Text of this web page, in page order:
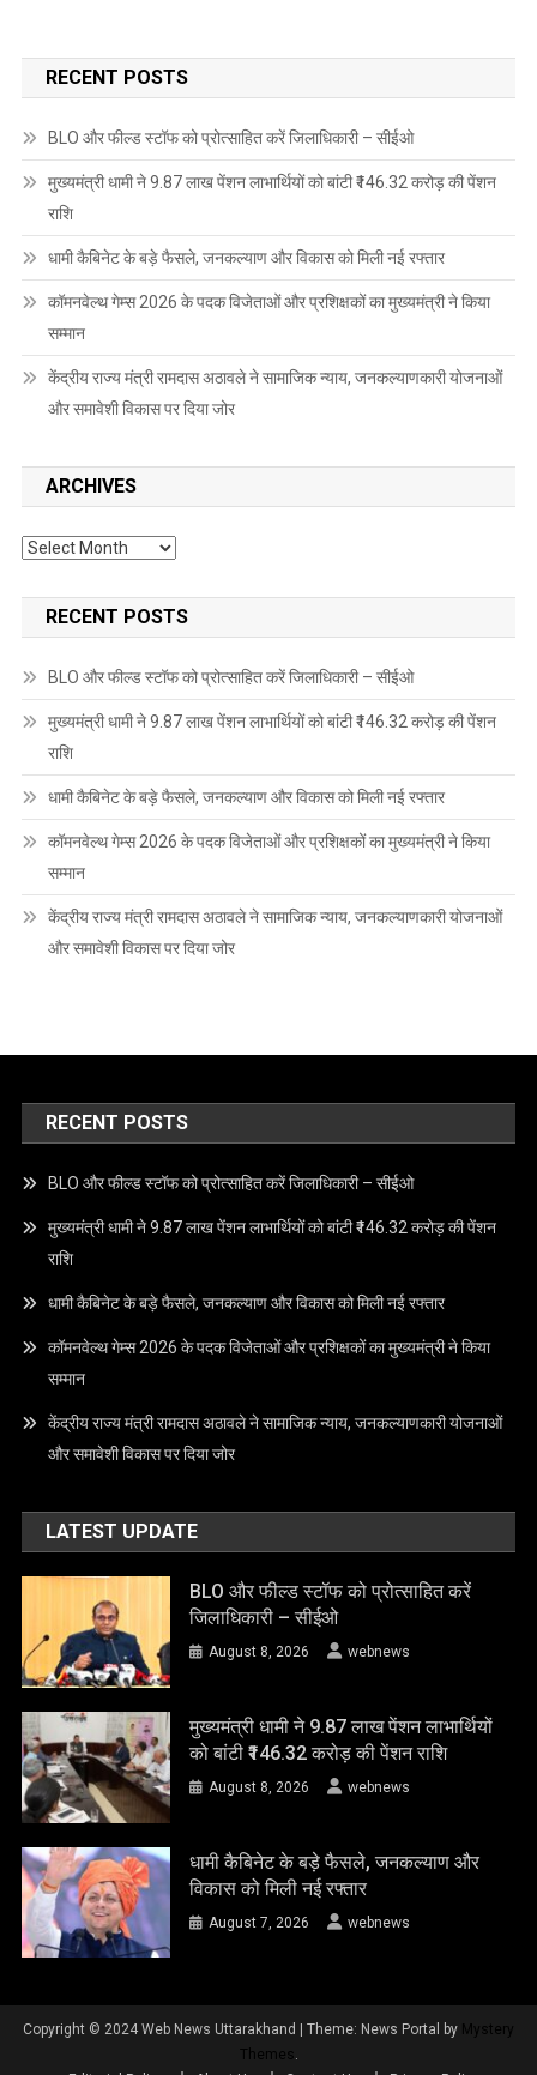
RECENT POSTS
BLO और फील्ड स्टॉफ को प्रोत्साहित करें जिलाधिकारी – सीईओ
मुख्यमंत्री धामी ने 9.87 लाख पेंशन लाभार्थियों को बांटी ₹146.32 करोड़ की पेंशन
राशि
धामी कैबिनेट के बड़े फैसले, जनकल्याण और विकास को मिली नई रफ्तार
कॉमनवेल्थ गेम्स 2026 के पदक विजेताओं और प्रशिक्षकों का मुख्यमंत्री ने किया
सम्मान
केंद्रीय राज्य मंत्री रामदास अठावले ने सामाजिक न्याय, जनकल्याणकारी योजनाओं
और समावेशी विकास पर दिया जोर
ARCHIVES
Archives
RECENT POSTS
BLO और फील्ड स्टॉफ को प्रोत्साहित करें जिलाधिकारी – सीईओ
मुख्यमंत्री धामी ने 9.87 लाख पेंशन लाभार्थियों को बांटी ₹146.32 करोड़ की पेंशन
राशि
धामी कैबिनेट के बड़े फैसले, जनकल्याण और विकास को मिली नई रफ्तार
कॉमनवेल्थ गेम्स 2026 के पदक विजेताओं और प्रशिक्षकों का मुख्यमंत्री ने किया
सम्मान
केंद्रीय राज्य मंत्री रामदास अठावले ने सामाजिक न्याय, जनकल्याणकारी योजनाओं
और समावेशी विकास पर दिया जोर
RECENT POSTS
BLO और फील्ड स्टॉफ को प्रोत्साहित करें जिलाधिकारी – सीईओ
मुख्यमंत्री धामी ने 9.87 लाख पेंशन लाभार्थियों को बांटी ₹146.32 करोड़ की पेंशन
राशि
धामी कैबिनेट के बड़े फैसले, जनकल्याण और विकास को मिली नई रफ्तार
कॉमनवेल्थ गेम्स 2026 के पदक विजेताओं और प्रशिक्षकों का मुख्यमंत्री ने किया
सम्मान
केंद्रीय राज्य मंत्री रामदास अठावले ने सामाजिक न्याय, जनकल्याणकारी योजनाओं
और समावेशी विकास पर दिया जोर
LATEST UPDATE
BLO और फील्ड स्टॉफ को प्रोत्साहित करें
जिलाधिकारी – सीईओ
August 8, 2026 webnews
मुख्यमंत्री धामी ने 9.87 लाख पेंशन लाभार्थियों
को बांटी ₹146.32 करोड़ की पेंशन राशि
August 8, 2026 webnews
धामी कैबिनेट के बड़े फैसले, जनकल्याण और
विकास को मिली नई रफ्तार
August 7, 2026 webnews
Copyright © 2024 Web News Uttarakhand Theme: News Portal by Mystery
Themes .